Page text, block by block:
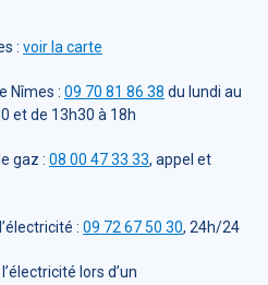
: voir la carte
Nîmes : 09 70 81 86 38 du lundi au
et de 13h30 à 18h
gaz : 08 00 47 33 33, appel et
: 09 72 67 50 30, 24h/24
lors d’un